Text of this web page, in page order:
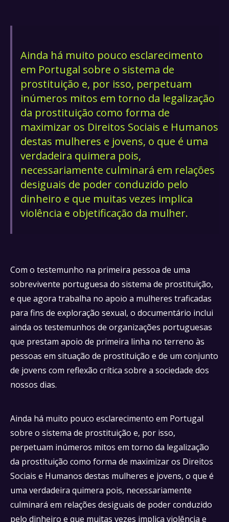
Ainda há muito pouco esclarecimento
em Portugal sobre o sistema de
prostituição e, por isso, perpetuam
inúmeros mitos em torno da legalização
da prostituição como forma de
maximizar os Direitos Sociais e Humanos
destas mulheres e jovens, o que é uma
verdadeira quimera pois,
necessariamente culminará em relações
desiguais de poder conduzido pelo
dinheiro e que muitas vezes implica
violência e objetificação da mulher.
Com o testemunho na primeira pessoa de uma
sobrevivente portuguesa do sistema de prostituição,
e que agora trabalha no apoio a mulheres traficadas
para fins de exploração sexual, o documentário inclui
ainda os testemunhos de organizações portuguesas
que prestam apoio de primeira linha no terreno às
pessoas em situação de prostituição e de um conjunto
de jovens com reflexão crítica sobre a sociedade dos
nossos dias.
Ainda há muito pouco esclarecimento em Portugal
sobre o sistema de prostituição e, por isso,
perpetuam inúmeros mitos em torno da legalização
da prostituição como forma de maximizar os Direitos
Sociais e Humanos destas mulheres e jovens, o que é
uma verdadeira quimera pois, necessariamente
culminará em relações desiguais de poder conduzido
pelo dinheiro e que muitas vezes implica violência e